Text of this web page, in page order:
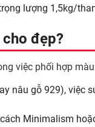
lượng 1,5kg/
đẹp?
việc phối hợp
nâu gỗ 929), việc
Minimalism